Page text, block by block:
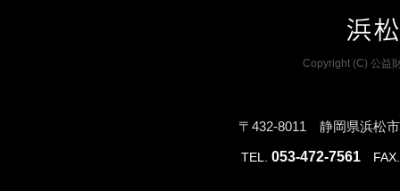
Copyright (C) 公益
〒432-8011 静岡県浜松
TEL. 053-472-7561FAX.